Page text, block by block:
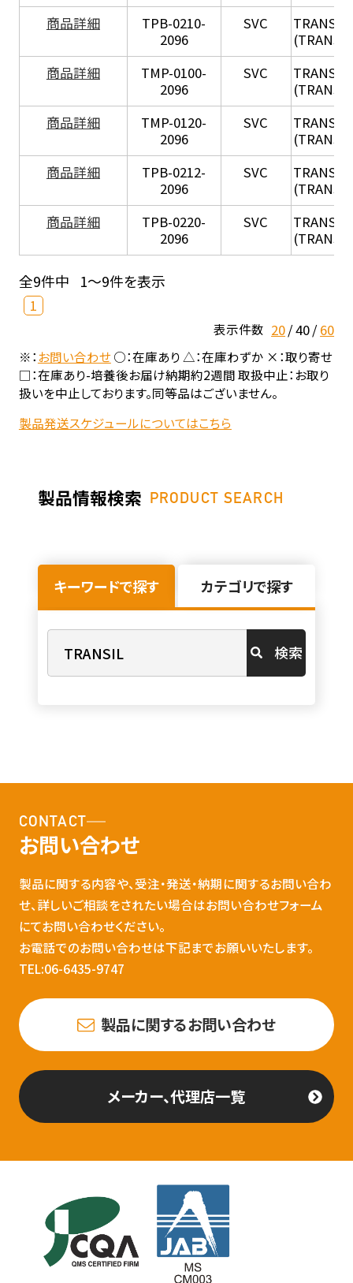
商品詳細
TPB-0210-
2096
SVC TRANSIL
商品詳細
TMP-0100-
2096
SVC TRANSIL
商品詳細
TMP-0120-
2096
SVC TRANSIL
商品詳細
TPB-0212-
2096
SVC TRANSIL
商品詳細
TPB-0220-
2096
SVC TRANSIL
全9件中 1～9件を表示
1
表示件数 20 40 60
※：お問い合わせ○：在庫あり △：在庫わずか ×：取り寄せ
□：在庫あり-培養後お届け納期約2週間 取扱中止：お取り
扱いを中止しております。同等品はございません。
製品発送スケジュールについてはこちら
製品情報検索 PRODUCT SEARCH
キーワードで探す カテゴリで探す
検索
CONTACT
お問い合わせ
製品に関する内容や、受注・発送・納期に関するお問い合わ
せ、詳しいご相談をされたい場合はお問い合わせフォーム
にてお問い合わせください。
お電話でのお問い合わせは下記までお願いいたします。
TEL:06-6435-9747
製品に関するお問い合わせ
メーカー、代理店一覧